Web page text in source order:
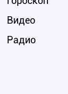
Видео
Радио